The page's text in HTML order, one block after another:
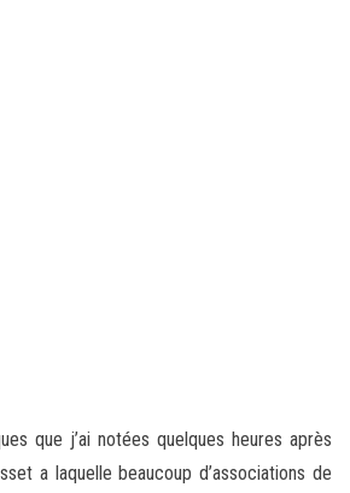
que j’ai notées quelques heures après
a laquelle beaucoup d’associations de